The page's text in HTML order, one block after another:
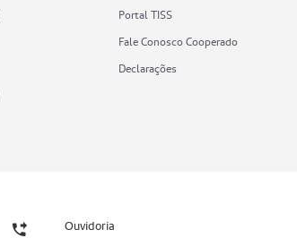
Portal TISS
Fale Conosco Cooperado
Declarações
Ouvidoria